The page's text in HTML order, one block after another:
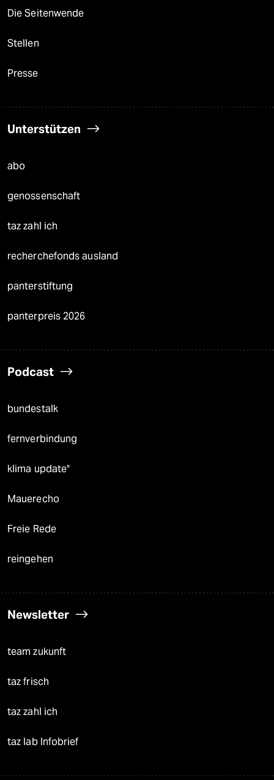
Die Seitenwende
Stellen
Presse
Unterstützen
abo
genossenschaft
taz zahl ich
recherchefonds ausland
panterstiftung
panterpreis 2026
Podcast
bundestalk
fernverbindung
klima update°
Mauerecho
Freie Rede
reingehen
Newsletter
team zukunft
taz frisch
taz zahl ich
taz lab Infobrief